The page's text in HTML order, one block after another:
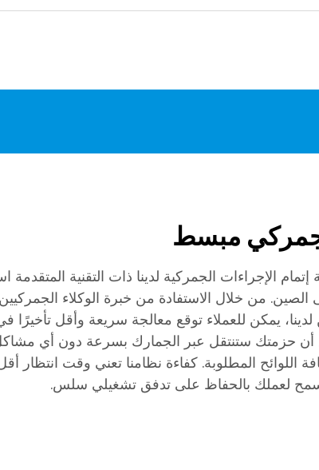
جمركي مبسط
الإجراءات الجمركية لدينا ذات التقنية المتقدمة
الصين. من خلال الاستفادة من خبرة الوكلاء الجمركيين
يمكن للعملاء توقع معالجة سريعة وأقل تأخيرًا
حزمتك ستنتقل عبر الجمارك بسرعة دون أي
اللوائح المطلوبة. كفاءة نظامنا تعني وقت انتظار
لعملك بالحفاظ على تدفق تشغيلي سلس.